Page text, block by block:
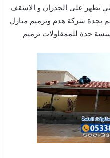
تظهر على الجدران و الاسقف
بجدة شركة هدم وترميم منازل
جدة للممقاولات ترميم